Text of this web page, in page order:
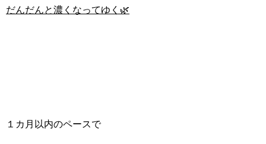
だんだんと濃くなってゆく🌿
１カ月以内のペースで